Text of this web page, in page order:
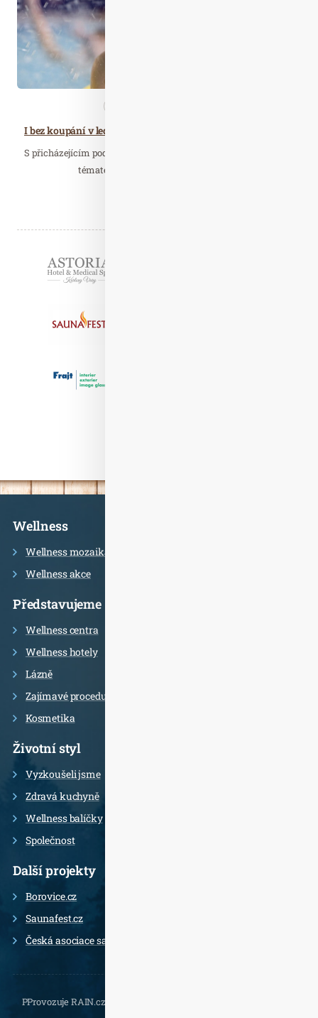
S přicházejícím podzimem se stává otužování velmi aktuálním
tématem. Mnoho z rodičů ale v téhle…
Informace
Wellness
Wellness mozaika
Wellness akce
Představujeme
Wellness centra
Wellness hotely
Lázně
Zajímavé procedury
Kosmetika
Životní styl
Vyzkoušeli jsme
Zdravá kuchyně
Wellness balíčky
Společnost
Další projekty
Borovice.cz
Saunafest.cz
Česká asociace saunérů
PProvozuje RAIN.cz, Daliborova 22a, 102 00 Praha 10 - Hostivař,